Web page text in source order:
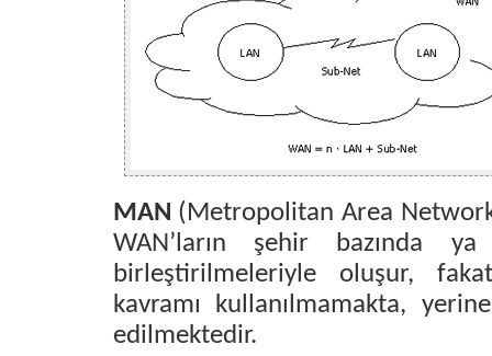
MAN (Metropolitan Area
WAN’ların şehir bazında
birleştirilmeleriyle oluşur,
kavramı kullanılmamakta,
edilmektedir.